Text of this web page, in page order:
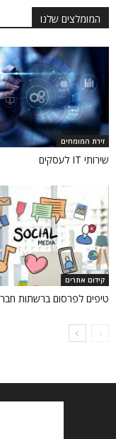
המומלצים שלנו
זירת המומחים
שירותי IT לעסקים
קידום אתרים
טיפים לפרסום ברשתות